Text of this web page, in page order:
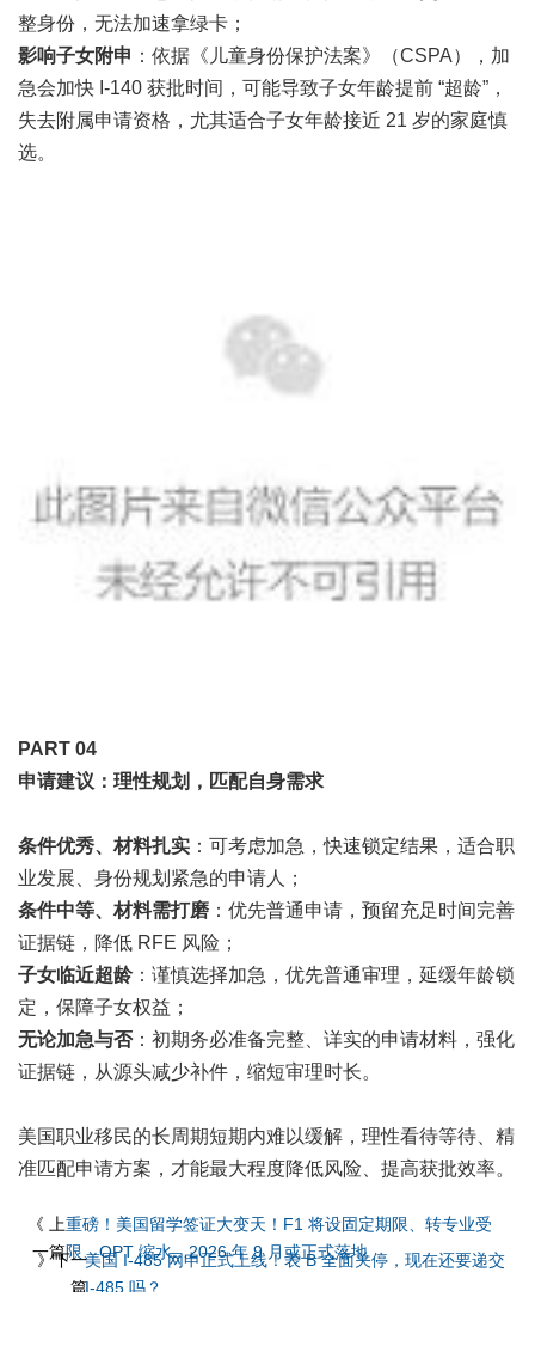
整身份，无法加速拿绿卡；
影响子女附申 ：依据《儿童身份保护法案》（CSPA），加
急会加快 I-140 获批时间，可能导致子女年龄提前 “超龄”，
失去附属申请资格，尤其适合子女年龄接近 21 岁的家庭慎
选。
PART 04
申请建议：理性规划，匹配自身需求
条件优秀、材料扎实 ：可考虑加急，快速锁定结果，适合职
业发展、身份规划紧急的申请人；
条件中等、材料需打磨 ：优先普通申请，预留充足时间完善
证据链，降低 RFE 风险；
子女临近超龄：谨慎选择加急，优先普通审理，延缓年龄锁
定，保障子女权益；
无论加急与否：初期务必准备完整、详实的申请材料，强化
证据链，从源头减少补件，缩短审理时长。
美国职业移民的长周期短期内难以缓解，理性看待等待、精
准匹配申请方案，才能最大程度降低风险、提高获批效率。
《 上
一篇
重磅！美国留学签证大变天！F1 将设固定期限、转专业受
限、OPT 缩水…2026 年 9 月或正式落地
》下一
篇
美国 I-485 网申正式上线！表 B 全面关停，现在还要递交
I-485 吗？